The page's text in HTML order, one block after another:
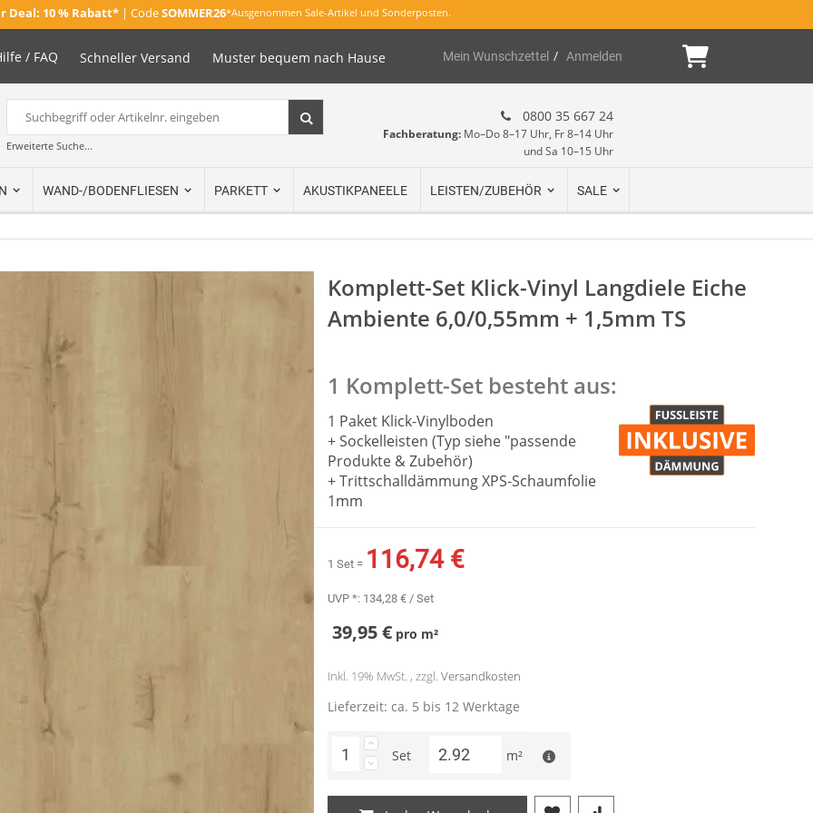
Deal: 10 % Rabatt*| CodeSOMMER26*Ausgenommen Sale-Artikel und Sonderposten.
/ FAQ Schneller Versand Muster bequem nach Hause Mein
Mein Wunschzettel Anmelden
Suche
Suche
Erweiterte Suche...
0800 35 667 24
Fachberatung: Mo–Do 8–17 Uhr, Fr 8–14 Uhr
und Sa 10–15 Uhr
WAND-/BODENFLIESEN PARKETT AKUSTIKPANEELE LEISTEN/ZUBEHÖR SALE
Komplett-Set Klick-Vinyl Langdiele Eiche
Ambiente 6,0/0,55mm + 1,5mm TS
1 Komplett-Set besteht aus:
1 Paket Klick-Vinylboden
+ Sockelleisten (Typ siehe "passende
Produkte & Zubehör)
+ Trittschalldämmung XPS-Schaumfolie
1mm
1 Set = 116,74 €
UVP *: 134,28 €/ Set
39,95 €pro m²
Inkl. 19% MwSt. , zzgl. Versandkosten
Lieferzeit: ca. 5 bis 12 Werktage
Set m²